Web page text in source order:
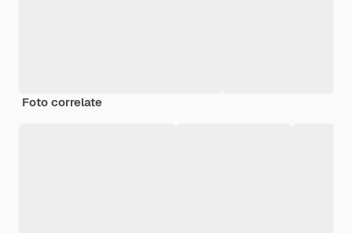
Foto correlate